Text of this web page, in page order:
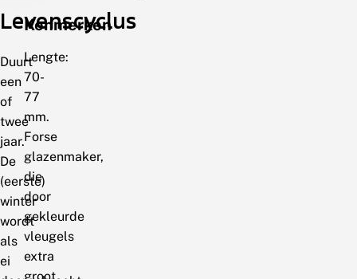
Levenscyclus
Duurt
een
of
twee
jaar.
De
(eerste)
winter
wordt
als
ei
Kenmerken
Lengte:
70-
77
mm.
Forse
glazenmaker,
die
door
gekleurde
vleugels
extra